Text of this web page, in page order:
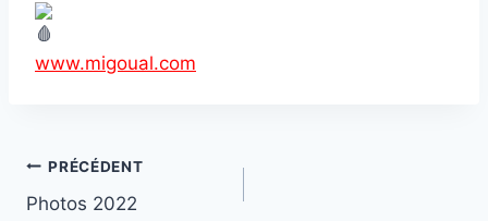
www.migoual.com
Navigation
PRÉCÉDENT
Photos 2022